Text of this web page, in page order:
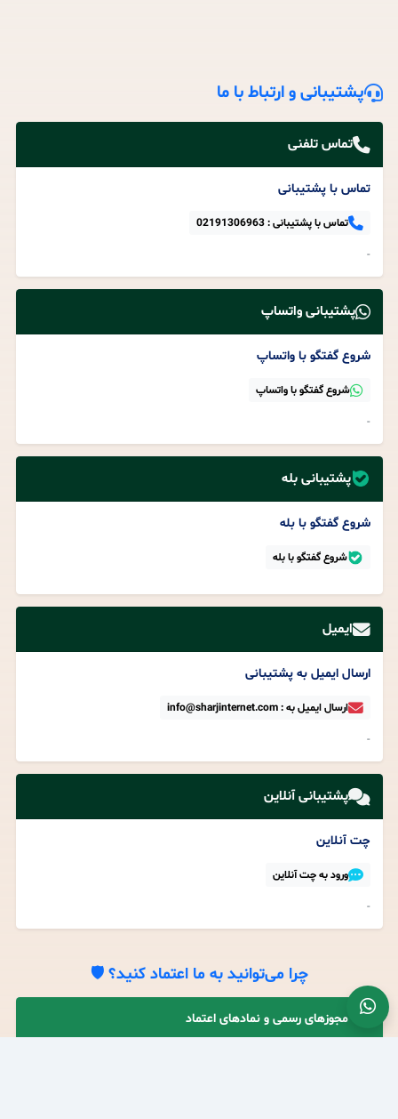
پشتیبانی و ارتباط با ما
تماس تلفنی
تماس با پشتیبانی
تماس با پشتیبانی :02191306963
-
پشتیبانی واتساپ
شروع گفتگو با واتساپ
شروع گفتگو با واتساپ
-
پشتیبانی بله
شروع گفتگو با بله
شروع گفتگو با بله
ایمیل
ارسال ایمیل به پشتیبانی
ارسال ایمیل به : info@sharjinternet.com
-
پشتیبانی آنلاین
چت آنلاین
ورود به چت آنلاین
-
چرا می‌توانید به ما اعتماد کنید؟ 🛡️
مجوزهای رسمی و نمادهای اعتماد